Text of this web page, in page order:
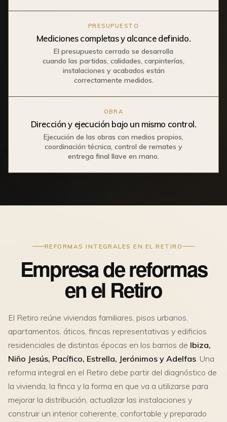
PRESUPUESTO
Mediciones completas y alcance definido.
El presupuesto cerrado se desarrolla
cuando las partidas, calidades, carpinterías,
instalaciones y acabados están
correctamente medidos.
OBRA
Dirección y ejecución bajo un mismo control.
Ejecución de las obras con medios propios,
coordinación técnica, control de remates y
entrega final llave en mano.
REFORMAS INTEGRALES EN EL RETIRO
Empresa de reformas
en el Retiro
El Retiro reúne viviendas familiares, pisos urbanos,
apartamentos, áticos, fincas representativas y edificios
residenciales de distintas épocas en los barrios de Ibiza,
Niño Jesús, Pacífico, Estrella, Jerónimos y Adelfas . Una
reforma integral en el Retiro debe partir del diagnóstico de
la vivienda, la finca y la forma en que va a utilizarse para
mejorar la distribución, actualizar las instalaciones y
construir un interior coherente, confortable y preparado